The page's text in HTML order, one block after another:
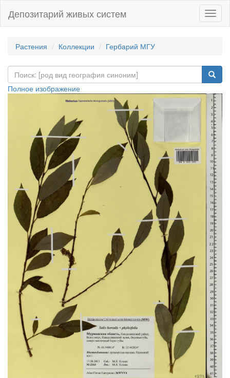
Депозитарий живых систем
Растения Коллекции Гербарий МГУ
Полное изображение